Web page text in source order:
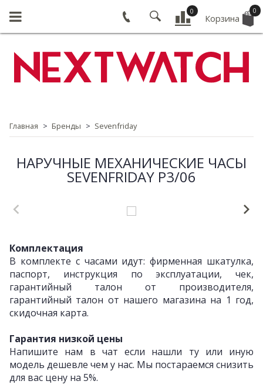
0
Корзина
0
Главная Бренды Sevenfriday
НАРУЧНЫЕ МЕХАНИЧЕСКИЕ ЧАСЫ
SEVENFRIDAY P3/06
Комплектация
В комплекте с часами идут: фирменная шкатулка,
паспорт, инструкция по эксплуатации, чек,
гарантийный талон от производителя,
гарантийный талон от нашего магазина на 1 год,
скидочная карта.
Гарантия низкой цены
Напишите нам в чат если нашли ту или иную
модель дешевле чем у нас. Мы постараемся снизить
для вас цену на 5%.